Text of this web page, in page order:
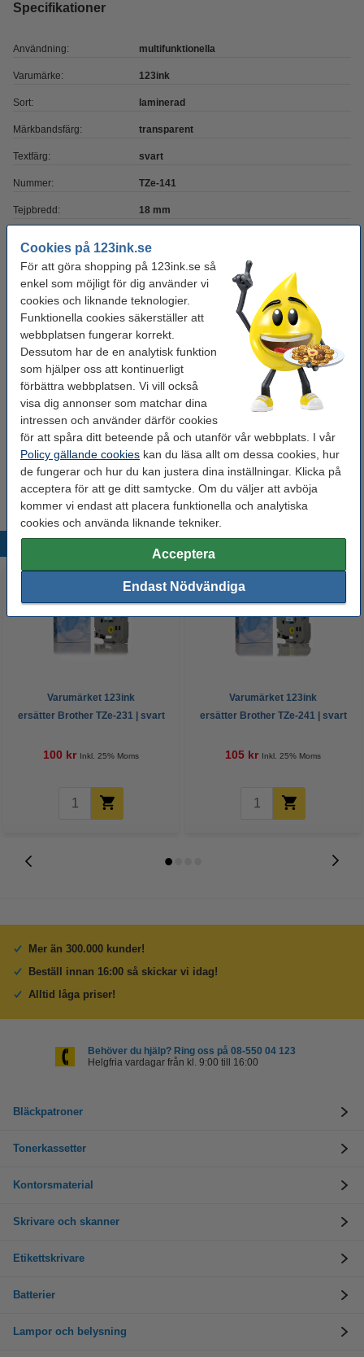
Cookies på 123ink.se
För att göra shopping på 123ink.se så
enkel som möjligt för dig använder vi
cookies och liknande teknologier.
Funktionella cookies säkerställer att
webbplatsen fungerar korrekt.
Dessutom har de en analytisk funktion
som hjälper oss att kontinuerligt
förbättra webbplatsen. Vi vill också
visa dig annonser som matchar dina
intressen och använder därför cookies
för att spåra ditt beteende på och utanför vår webbplats. I vår
Policy gällande cookies kan du läsa allt om dessa cookies, hur
de fungerar och hur du kan justera dina inställningar. Klicka på
acceptera för att ge ditt samtycke. Om du väljer att avböja
kommer vi endast att placera funktionella och analytiska
cookies och använda liknande tekniker.
Acceptera
Endast Nödvändiga
Specifikationer
Användning: multifunktionella
Varumärke: 123ink
Sort: laminerad
Märkbandsfärg: transparent
Textfärg: svart
Nummer: TZe-141
Tejpbredd: 18 mm
Behöver du fler?
Köp5stför endast
500 kr
Tips: Beställ multipack!
Varumärket 123ink ersätter Brother TZe-
241+TZe-641+TZe-141 | svart text -
250 kr
Tips
Vi råder er att beställa denna produkt istället för originalprodukten!
Varumärket 123ink
ersätter Brother TZe-231 | svart
100 kr Inkl. 25% Moms
Varumärket 123ink
ersätter Brother TZe-241 | svart
105 kr Inkl. 25% Moms
Mer än 300.000 kunder!
Beställ innan 16:00 så skickar vi idag!
Alltid låga priser!
Behöver du hjälp? Ring oss på 08-550 04 123
Helgfria vardagar från kl. 9:00 till 16:00
Bläckpatroner
Tonerkassetter
Kontorsmaterial
Skrivare och skanner
Etikettskrivare
Batterier
Lampor och belysning